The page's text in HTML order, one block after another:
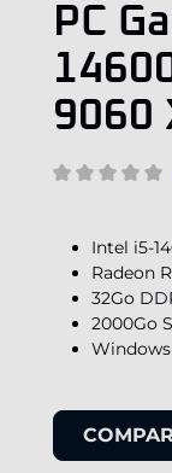
PC
9060
Intel i5-
Radeon
32Go
2000Go
Windows